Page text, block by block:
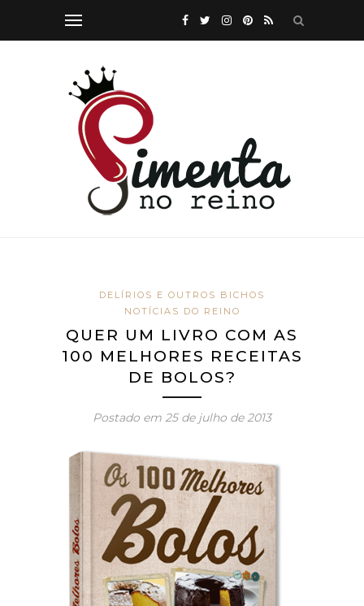
DELÍRIOS E OUTROS BICHOS
NOTÍCIAS DO REINO
QUER UM LIVRO COM AS
100 MELHORES RECEITAS
DE BOLOS?
Postado em 25 de julho de 2013